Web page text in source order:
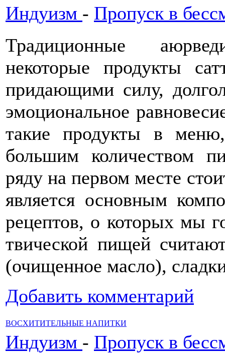
Индуизм - Пропуск в
Традиционные
некоторые продукты
придающими силу,
эмоциональное
такие продукты в
большим количеством
ряду на первом месте
является основным
рецептов, о которых мы
твической пищей
(очищенное масло),
Добавить комментарий
ВОСХИТИТЕЛЬНЫЕ НАПИТКИ
Индуизм - Пропуск в